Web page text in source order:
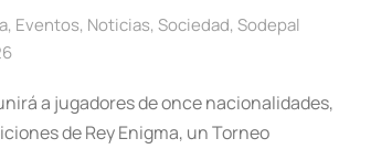
, Eventos, Noticias, Sociedad, Sodepal
a jugadores de once nacionalidades,
de Rey Enigma, un Torneo